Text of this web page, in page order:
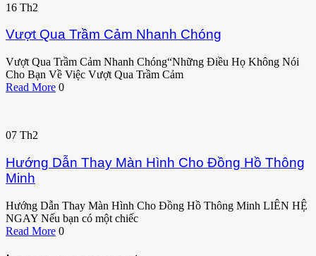
16 Th2
Vượt Qua Trầm Cảm Nhanh Chóng
Vượt Qua Trầm Cảm Nhanh Chóng“Những Điều Họ Không Nói
Cho Bạn Về Việc Vượt Qua Trầm Cảm
Read More 0
07 Th2
Hướng Dẫn Thay Màn Hình Cho Đồng Hồ Thông
Minh
Hướng Dẫn Thay Màn Hình Cho Đồng Hồ Thông Minh LIÊN HỆ
NGAY Nếu bạn có một chiếc
Read More 0